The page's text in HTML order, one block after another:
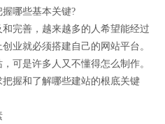
哪些基本关键?
完善，越来越多的人希望能经过
业就必须搭建自己的网站平台。
可是许多人又不懂得怎么制作。
握和了解哪些建站的根底关键